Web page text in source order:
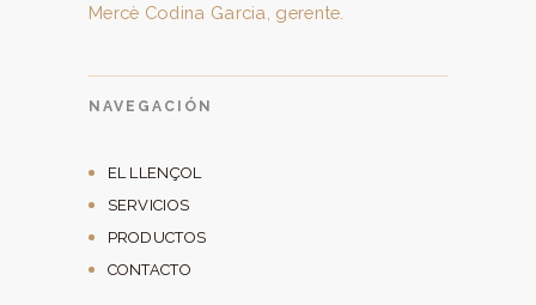
Mercè Codina Garcia, gerente.
NAVEGACIÓN
EL LLENÇOL
SERVICIOS
PRODUCTOS
CONTACTO